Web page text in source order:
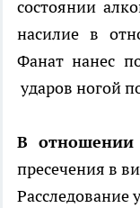
состоянии
насилие в
Фанат нанес
ударов ногой
В отношении
пресечения в
Расследование